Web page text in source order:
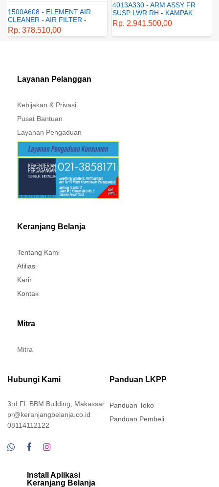
1500A608 - ELEMENT AIR
CLEANER - AIR FILTER -
SARINGAN UDARA -
GENUINE SPAREPART -
Rp. 378.510,00
4013A330 - ARM ASSY FR
SUSP LWR RH - KAMPAK
DEPAN BAWAH KANAN -
GENUINE SPAREPART -
MITSUBISHI - XPANDER
Rp. 2.941.500,00
Layanan Pelanggan
Kebijakan & Privasi
Pusat Bantuan
Layanan Pengaduan
Keranjang Belanja
Tentang Kami
Afiliasi
Karir
Kontak
Mitra
Mitra
Hubungi Kami
3rd Fl. BBM Building, Makassar
pr@keranjangbelanja.co.id
08114112122
Panduan LKPP
Panduan Toko
Panduan Pembeli
Install Aplikasi
Keranjang Belanja